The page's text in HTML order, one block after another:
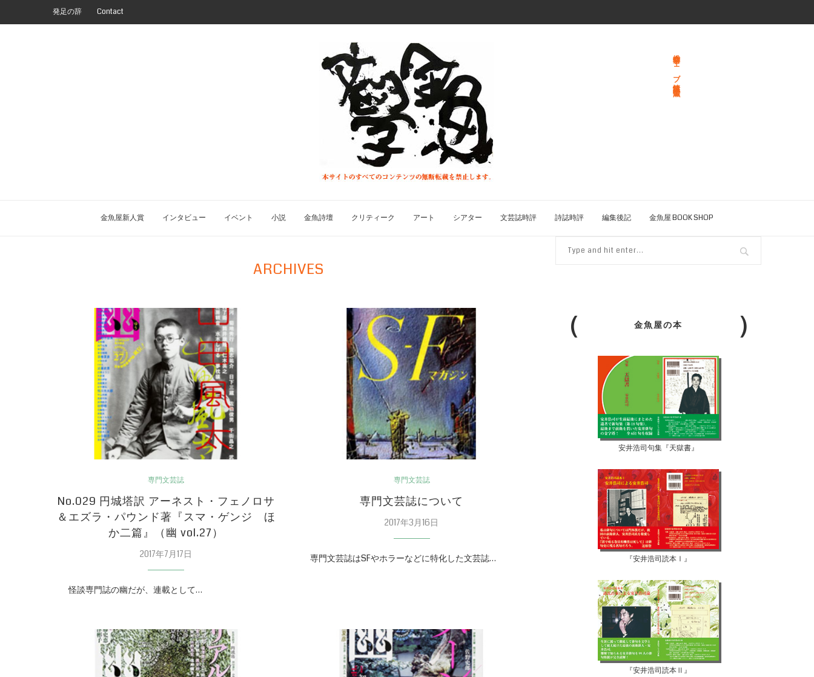
発足の辞 Contact
総合文学ウェブ情報誌 文学金魚
金魚屋新人賞 インタビュー イベント 小説 金魚詩壇 クリティーク アート シアター 文芸誌時評 詩誌時評 編集後記 金魚屋 BOOK SHOP
ARCHIVES
専門文芸誌
No.029 円城塔訳 アーネスト・フェノロサ
＆エズラ・パウンド著『スマ・ゲンジ ほ
か二篇』（幽 vol.27）
2017年7月17日
怪談専門誌の幽だが、連載として…
専門文芸誌
専門文芸誌について
2017年3月16日
専門文芸誌はSFやホラーなどに特化した文芸誌…
金魚屋の本
安井浩司句集『天獄書』
『安井浩司読本Ⅰ』
『安井浩司読本Ⅱ』